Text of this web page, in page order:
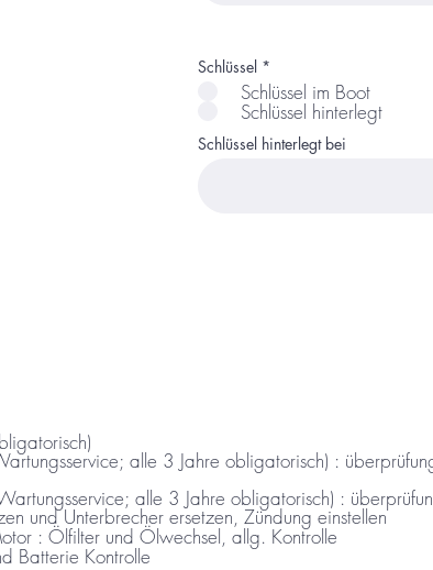
Schlüssel *
Schlüssel im Boot
Schlüssel hinterlegt
Schlüssel hinterlegt bei
3 Jahre obligatorisch) : überprüfung / austausch sämtlicher
3 Jahre obligatorisch) : überprüfung / austausch sämtlicher
und Unterbrecher ersetzen, Zündung einstellen
kleiner Service - Diesel + Benzin Motor : Ölfilter und Ölwechsel, allg. Kontrolle
Batterie Kontrolle